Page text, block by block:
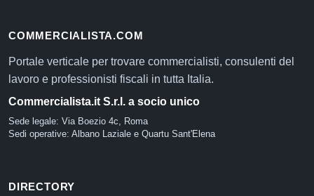
COMMERCIALISTA.COM
Portale verticale per trovare commercialisti, consulenti del
lavoro e professionisti fiscali in tutta Italia.
Commercialista.it S.r.l. a socio unico
Sede legale: Via Boezio 4c, Roma
Sedi operative: Albano Laziale e Quartu Sant'Elena
DIRECTORY